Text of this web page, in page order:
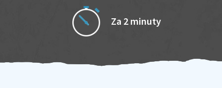
Za 2 minuty